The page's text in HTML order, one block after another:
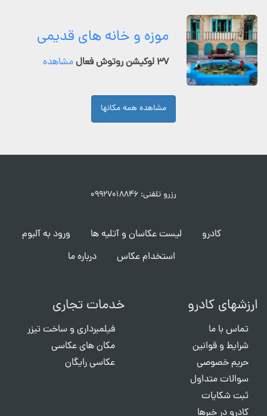
موزه و خانه های قدیمی
۳۷ لوکیشن روتوش فعال مشاهده
مشاهده همه مکانها
رزرو تلفنی: ۰۹۹۲۷۰۱۸۸۴۶
کادرو لیست عکاسان و آتلیه ها
ورود به آلبوم
استخدام عکاس
درباره ما
ارزشهای کادرو
تماس با ما
شرایط و قوانین
حریم خصوصی
سوالات متداول
ثبت شکایات
کادرو در خبرها
خدمات تجاری
فیلمبرداری و ساخت تیزر
مکان های عکاسی
عکاسی رایگان